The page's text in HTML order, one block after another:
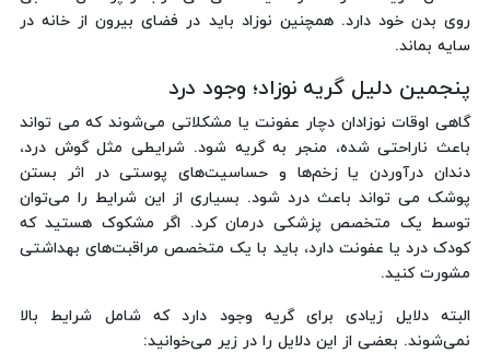
روی بدن خود دارد. همچنین نوزاد باید در فضای بیرون از خانه در
سایه بماند.
پنجمین دلیل گریه نوزاد؛ وجود درد
گاهی اوقات نوزادان دچار عفونت یا مشکلاتی می‌شوند که می تواند
باعث ناراحتی شده، منجر به گریه شود. شرایطی مثل گوش درد،
دندان درآوردن یا زخم‌ها و حساسیت‌های پوستی در اثر بستن
پوشک می تواند باعث درد شود. بسیاری از این شرایط را می‌توان
توسط یک متخصص پزشکی درمان کرد. اگر مشکوک هستید که
کودک درد یا عفونت دارد، باید با یک متخصص مراقبت‌های بهداشتی
مشورت کنید.
البته دلایل زیادی برای گریه وجود دارد که شامل شرایط بالا
نمی‌شوند. بعضی از این دلایل را در زیر می‌خوانید: